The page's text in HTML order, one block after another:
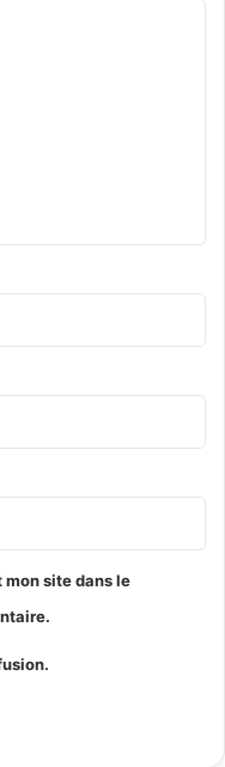
mon site dans le